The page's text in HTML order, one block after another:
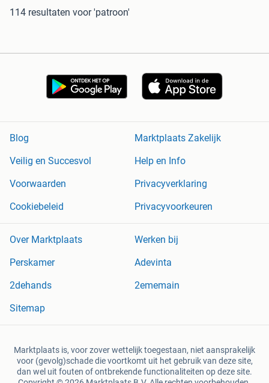
114 resultaten voor 'patroon'
Blog
Marktplaats Zakelijk
Veilig en Succesvol
Help en Info
Voorwaarden
Privacyverklaring
Cookiebeleid
Privacyvoorkeuren
Over Marktplaats
Werken bij
Perskamer
Adevinta
2dehands
2ememain
Sitemap
Marktplaats is, voor zover wettelijk toegestaan, niet aansprakelijk
voor (gevolg)schade die voortkomt uit het gebruik van deze site,
dan wel uit fouten of ontbrekende functionaliteiten op deze site.